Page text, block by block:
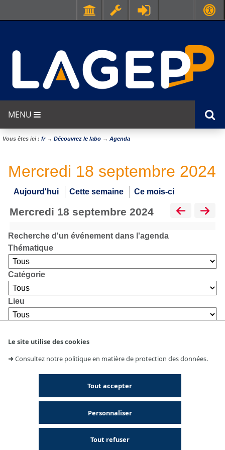
Le site utilise des cookies
➜Consultez notre politique en matière de protection des données.
Tout accepter
Tout refuser
Personnaliser
MENU
Vous êtes ici : fr→ Découvrez le labo → Agenda
Mercredi 18 septembre 2024
Aujourd'hui Cette semaine Ce mois-ci
mercredi 18 septembre 2024
Recherche d'un événement dans l'agenda
Thématique
Catégorie
Lieu